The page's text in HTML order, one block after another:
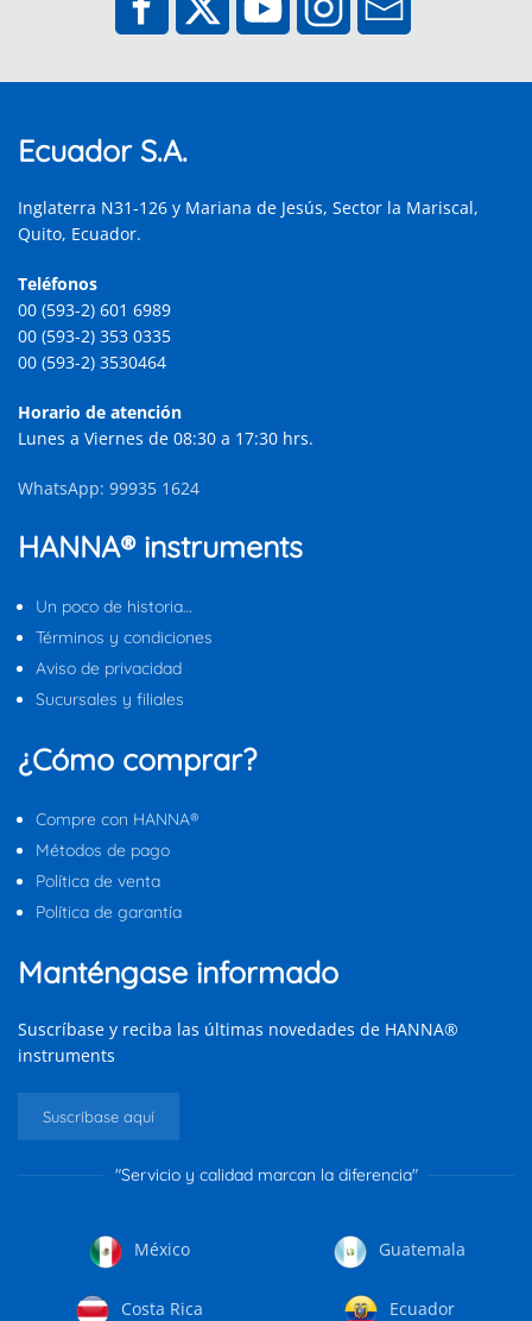
Ecuador S.A.
Inglaterra N31-126 y Mariana de Jesús, Sector la Mariscal,
Quito, Ecuador.
Teléfonos
00 (593-2) 601 6989
00 (593-2) 353 0335
00 (593-2) 3530464
Horario de atención
Lunes a Viernes de 08:30 a 17:30 hrs.
WhatsApp: 99935 1624
HANNA® instruments
Un poco de historia…
Términos y condiciones
Aviso de privacidad
Sucursales y filiales
¿Cómo comprar?
Compre con HANNA®
Métodos de pago
Política de venta
Política de garantía
Manténgase informado
Suscríbase y reciba las últimas novedades de HANNA®
instruments
Suscríbase aquí
"Servicio y calidad marcan la diferencia"
México Guatemala
Costa Rica Ecuador